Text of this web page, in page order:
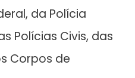
da Polícia
Polícias Civis, das
Corpos de